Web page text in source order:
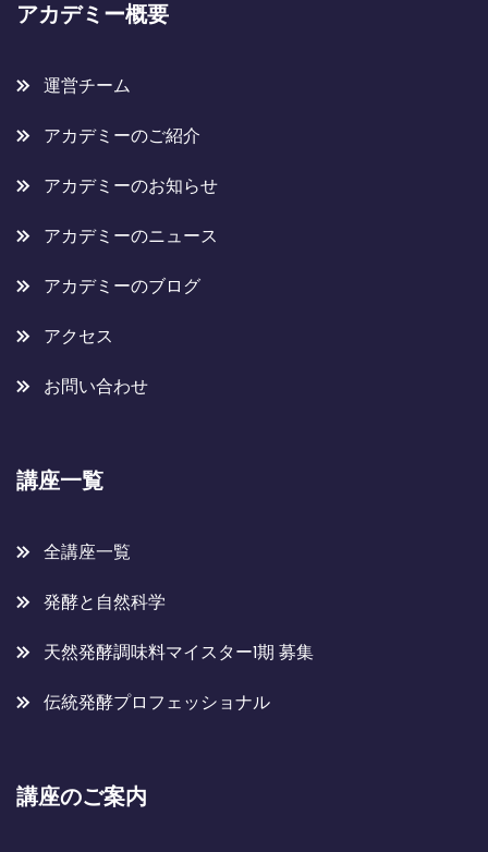
アカデミー概要
運営チーム
アカデミーのご紹介
アカデミーのお知らせ
アカデミーのニュース
アカデミーのブログ
アクセス
お問い合わせ
講座一覧
全講座一覧
発酵と自然科学
天然発酵調味料マイスター1期 募集
伝統発酵プロフェッショナル
講座のご案内